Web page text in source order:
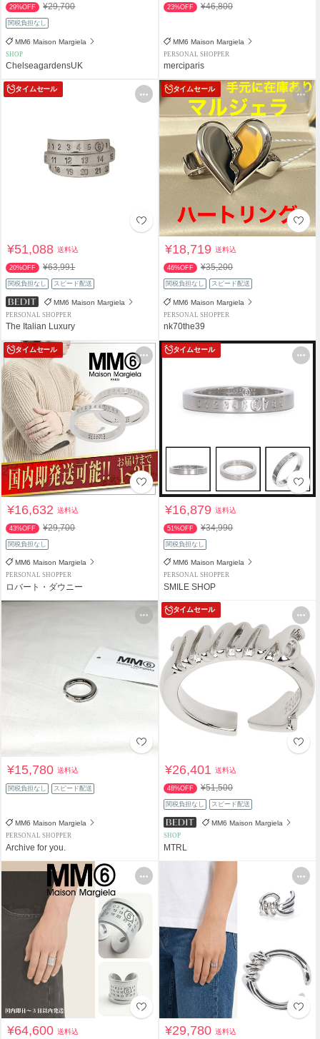
29%OFF ¥29,700
関税負担なし
MM6 Maison Margiela
SHOP
ChelseagardensUK
23%OFF ¥46,800
MM6 Maison Margiela
PERSONAL SHOPPER
merciparis
タイムセール
¥51,088送料込
20%OFF ¥63,991
関税負担なし スピード配送
MM6 Maison Margiela
PERSONAL SHOPPER
The Italian Luxury
タイムセール
¥18,719送料込
46%OFF ¥35,200
関税負担なし スピード配送
MM6 Maison Margiela
PERSONAL SHOPPER
nk70the39
タイムセール
¥16,632送料込
43%OFF ¥29,700
関税負担なし
MM6 Maison Margiela
PERSONAL SHOPPER
ロバート・ダウニー
タイムセール
¥16,879送料込
51%OFF ¥34,990
関税負担なし
MM6 Maison Margiela
PERSONAL SHOPPER
SMILE SHOP
¥15,780送料込
関税負担なし スピード配送
MM6 Maison Margiela
PERSONAL SHOPPER
Archive for you.
タイムセール
¥26,401送料込
48%OFF ¥51,500
関税負担なし スピード配送
MM6 Maison Margiela
SHOP
MTRL
¥64,600送料込 ¥29,780送料込